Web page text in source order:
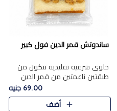
ساندوتش قمر الدين فول كبير
حلوى شرقية تقليدية تتكون من
طبقتين ناعمتين من قمر الدين
الفاخر، تتوسطهما حشوة غنية من
الفول السوداني المحمص، لتجمع
بين حلاوة المشمش الطبيعية..
69.00 جنيه
أضف